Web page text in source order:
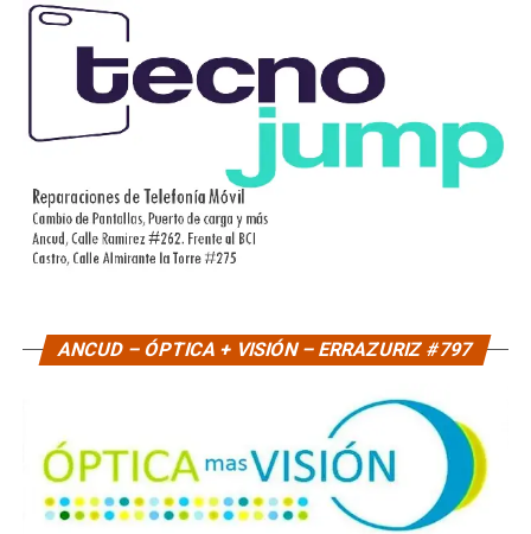
ANCUD – ÓPTICA + VISIÓN – ERRAZURIZ #797